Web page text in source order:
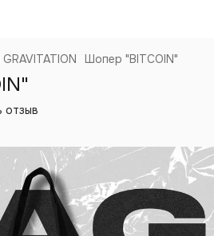
Шопер "BITCOIN"
отзыв